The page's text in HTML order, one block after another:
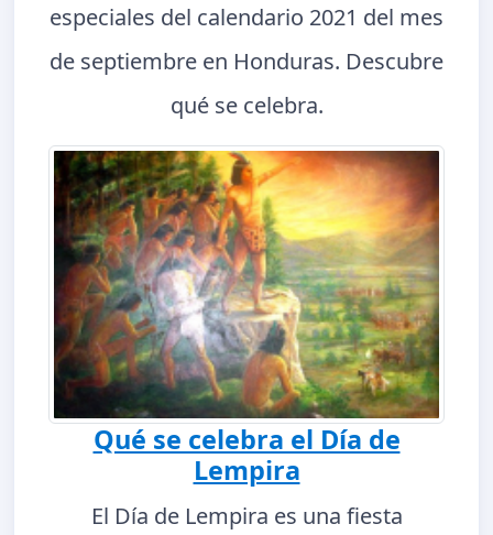
especiales del calendario 2021 del mes
de septiembre en Honduras. Descubre
qué se celebra.
Qué se celebra el Día de
Lempira
El Día de Lempira es una fiesta